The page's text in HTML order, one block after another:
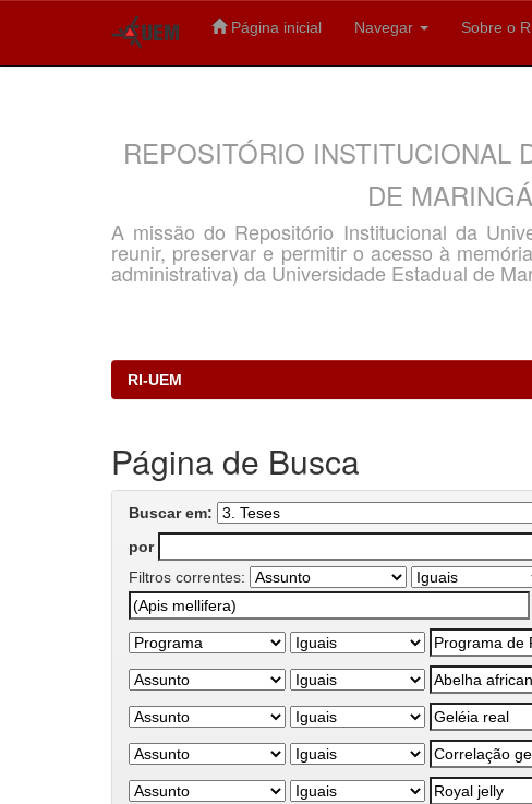
Página inicial Navegar Sobre o
REPOSITÓRIO INSTITUCIONAL
DE
A missão do Repositório Institucional da
reunir, preservar e permitir o acesso à
administrativa) da Universidade Estadual de
RI-UEM
Página de Busca
Buscar em:
por
Filtros correntes: